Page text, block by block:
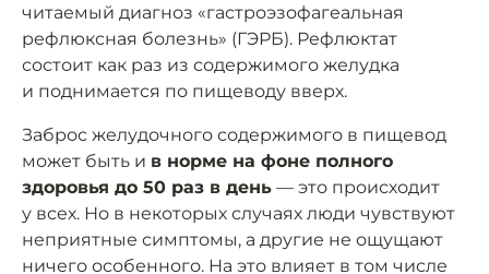
читаемый диагноз «гастроэзофагеальная
рефлюксная болезнь» (ГЭРБ). Рефлюктат
состоит как раз из содержимого желудка
и поднимается по пищеводу вверх.
Заброс желудочного содержимого в пищевод
может быть и в норме на фоне полного
здоровья до 50 раз в день — это происходит
у всех. Но в некоторых случаях люди чувствуют
неприятные симптомы, а другие не ощущают
ничего особенного. На это влияет в том числе